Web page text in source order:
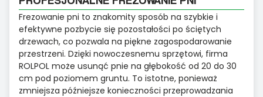
Frezowanie pni to znakomity sposób na szybkie i
efektywne pozbycie się pozostałości po ściętych
drzewach, co pozwala na piękne zagospodarowanie
przestrzeni. Dzięki nowoczesnemu sprzętowi, firma
ROLPOL może usunąć pnie na głębokość od 20 do 30
cm pod poziomem gruntu. To istotne, ponieważ
zmniejsza późniejsze konieczności przeprowadzania